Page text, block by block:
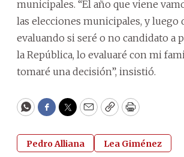
municipales. “El año que viene
las elecciones municipales, y luego
evaluando si seré o no candidato a
la República, lo evaluaré con mi
tomaré una decisión”, insistió.
WhatsApp
Facebook
Twitter
EmailCopyPrint
Pedro Alliana Lea Giménez